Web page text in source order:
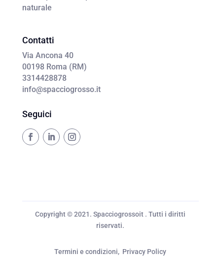
naturale
Contatti
Via Ancona 40
00198 Roma (RM)
3314428878
info@spacciogrosso.it
Seguici
Copyright © 2021. Spacciogrossoit . Tutti i diritti
riservati.
Termini e condizioni, Privacy Policy